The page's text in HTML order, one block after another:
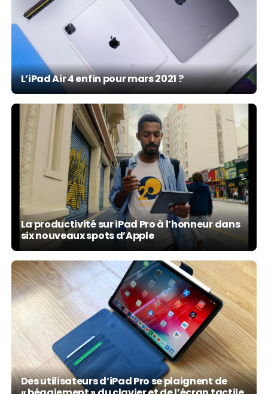
L’iPad Air 4 enfin pour mars 2021 ?
La productivité sur iPad Pro à l’honneur dans
six nouveaux spots d’Apple
Des utilisateurs d’iPad Pro se plaignent de